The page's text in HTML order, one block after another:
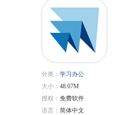
分类： 学习办公
大小： 48.07M
授权： 免费软件
语言： 简体中文